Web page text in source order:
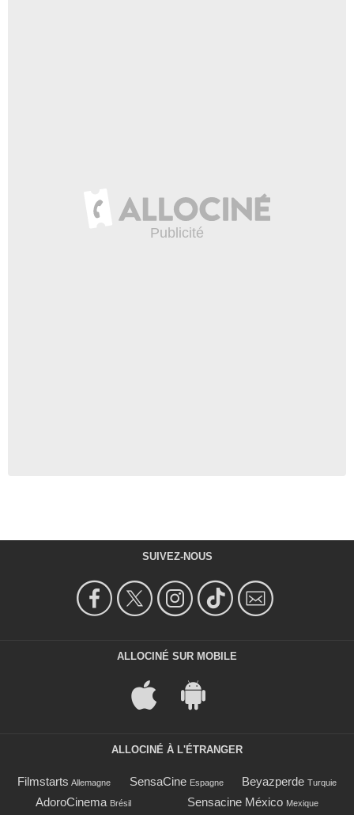
SUIVEZ-NOUS
ALLOCINÉ SUR MOBILE
ALLOCINÉ À L'ÉTRANGER
Filmstarts Allemagne SensaCine Espagne Beyazperde Turquie
AdoroCinema Brésil Sensacine México Mexique